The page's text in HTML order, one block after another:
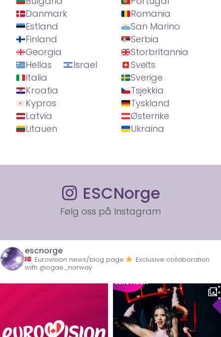
Danmark
Estland
Finland
Georgia
Hellas
Israel
Italia
Kroatia
Kypros
Latvia
Litauen
Romania
San Marino
Serbia
Storbritannia
Sveits
Sverige
Tsjekkia
Tyskland
Østerrike
Ukraina
ESCNorge
Følg oss på Instagram
escnorge
Eurovision news/blog page
Exclusive collaboration
with @ogae_norway